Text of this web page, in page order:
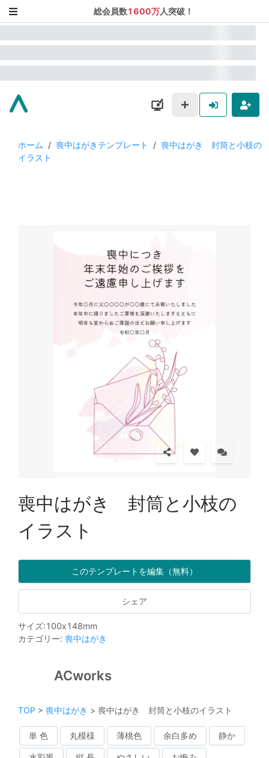
総会員数1600万人突破！
ホーム / 喪中はがきテンプレート / 喪中はがき 封筒と小枝の
イラスト
喪中はがき 封筒と小枝の
イラスト
このテンプレートを編集（無料）
シェア
サイズ:100x148mm
カテゴリー: 喪中はがき
ACworks
TOP > 喪中はがき > 喪中はがき 封筒と小枝のイラスト
単 色 丸模様 薄桃色 余白多め 静か